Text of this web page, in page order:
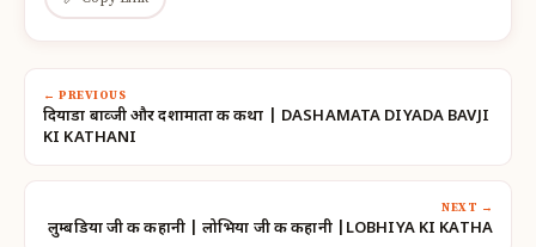
← PREVIOUS
दियाडा बाव्जी और दशामाता की कथा | DASHAMATA DIYADA BAVJI
KI KATHANI
NEXT →
लुम्बडिया जी की कहानी | लोभिया जी की कहानी |LOBHIYA KI KATHA